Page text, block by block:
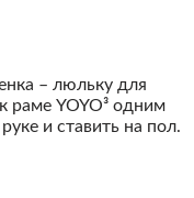
– люльку для
раме YOYO³ одним
и ставить на пол.